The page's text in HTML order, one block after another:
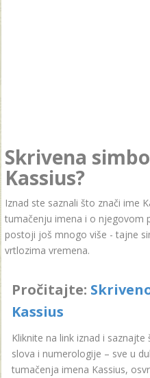
Skrivena
Kassius?
Iznad ste saznali što znači ime
tumačenju imena i o njegovom
postoji još mnogo više - tajne
vrtlozima vremena.
Pročitajte:
Kassius
Kliknite na link iznad i
slova i numerologije – sve u
tumačenja imena Kassius,